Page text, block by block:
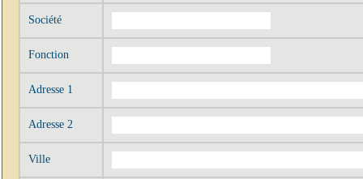
Société
Fonction
Adresse 1
Adresse 2
Ville